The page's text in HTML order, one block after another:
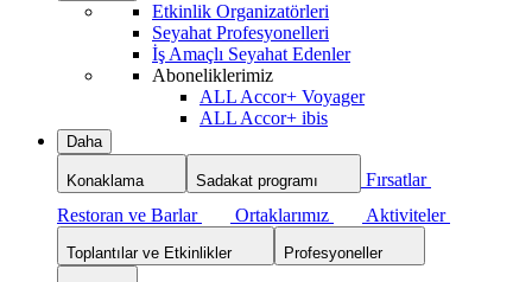
Etkinlik Organizatörleri
Seyahat Profesyonelleri
İş Amaçlı Seyahat Edenler
Aboneliklerimiz
ALL Accor+ Voyager
ALL Accor+ ibis
Daha
Konaklama Sadakat programı
Fırsatlar
Restoran ve Barlar
Ortaklarımız Aktiviteler
Toplantılar ve Etkinlikler Profesyoneller